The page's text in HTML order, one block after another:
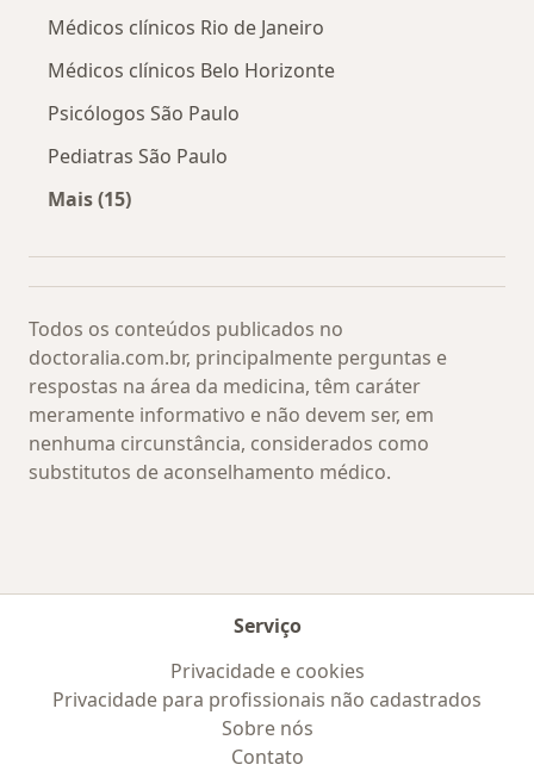
Médicos clínicos Rio de Janeiro
Médicos clínicos Belo Horizonte
Psicólogos São Paulo
Pediatras São Paulo
Mais (15)
Todos os conteúdos publicados no
doctoralia.com.br, principalmente perguntas e
respostas na área da medicina, têm caráter
meramente informativo e não devem ser, em
nenhuma circunstância, considerados como
substitutos de aconselhamento médico.
Serviço
Privacidade e cookies
Privacidade para profissionais não cadastrados
Sobre nós
Contato